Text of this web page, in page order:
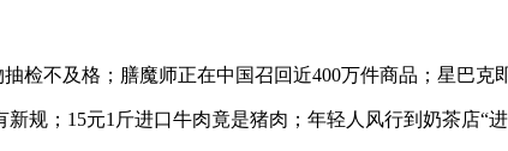
不及格；膳魔师正在中国召回近400万件商品；星巴克
；15元1斤进口牛肉竟是猪肉；年轻人风行到奶茶店“进